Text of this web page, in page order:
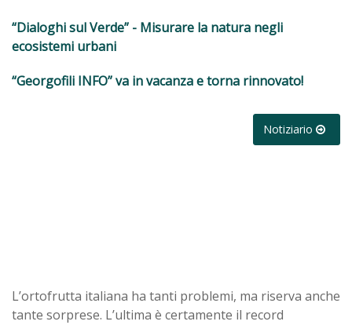
“Dialoghi sul Verde” - Misurare la natura negli
ecosistemi urbani
“Georgofili INFO” va in vacanza e torna rinnovato!
Notiziario
L’ortofrutta italiana ha tanti problemi, ma riserva anche
tante sorprese. L’ultima è certamente il record